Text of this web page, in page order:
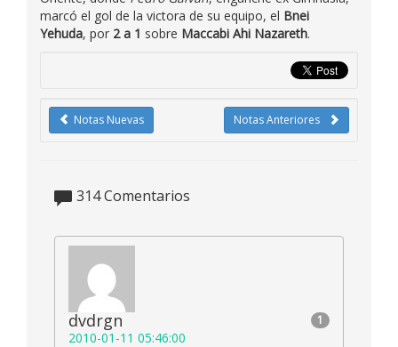
marcó el gol de la victora de su equipo, el Bnei
Yehuda, por 2 a 1 sobre Maccabi Ahi Nazareth.
Notas Anteriores
Notas Nuevas
314Comentarios
1
dvdrgn
2010-01-11 05:46:00